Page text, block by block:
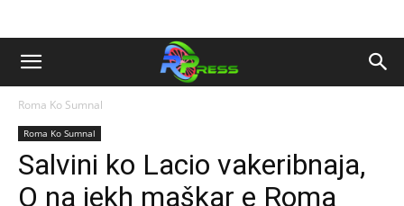
Roma Ko Sumnal
Roma Ko Sumnal
Salvini ko Lacio vakeribnaja,
O na jekh maškar e Roma